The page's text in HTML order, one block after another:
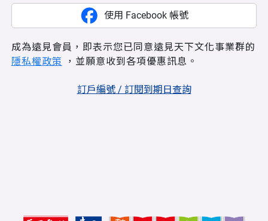
使用 Facebook 帳號
成為遠見會員，即表示您已同意遠見天下文化事業群的
隱私權政策 ，並願意收到各項優惠訊息。
訂戶編號 / 訂閱到期日查詢